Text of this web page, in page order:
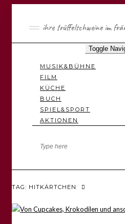
ihre trüffelschweine im
Toggle
MUSIK&BÜHNE
FILM
KÜCHE
BUCH
SPIEL&SPORT
AKTIONEN
TAG: HITKÄRTCHEN